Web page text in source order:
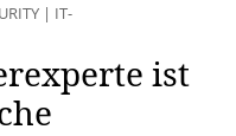
| IT-
ist